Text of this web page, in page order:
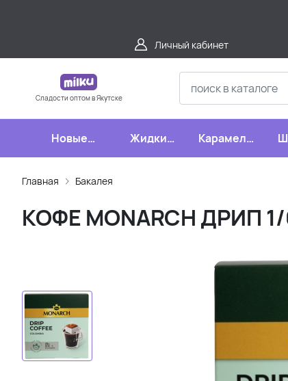
Личный кабинет
Сладости оптом в Якутске
Новые
поступления
Жидкие
конфеты
Карамель,
леденцы,
Главная Бакалея
КОФЕ MONARCH ДРИП